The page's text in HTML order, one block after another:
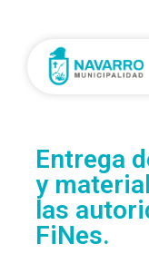
Entrega
y
las
FiNes.